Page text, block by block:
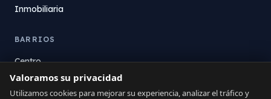
Inmobiliaria
BARRIOS
Centro
La Atunara
Poniente
Valoramos su privacidad
Utilizamos cookies para mejorar su experiencia, analizar el tráfico y